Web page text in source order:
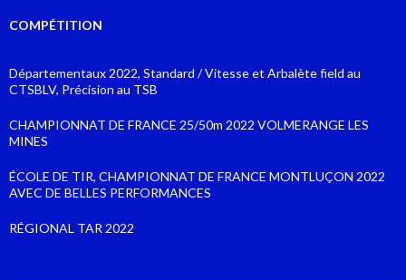
COMPÉTITION
Départementaux 2022, Standard / Vitesse et Arbalète field au
CTSBLV, Précision au TSB
CHAMPIONNAT DE FRANCE 25/50m 2022 VOLMERANGE LES
MINES
ÉCOLE DE TIR, CHAMPIONNAT DE FRANCE MONTLUÇON 2022
AVEC DE BELLES PERFORMANCES
RÉGIONAL TAR 2022